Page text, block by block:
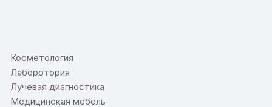
Косметология
Лаборотория
Лучевая диагностика
Медицинская мебель